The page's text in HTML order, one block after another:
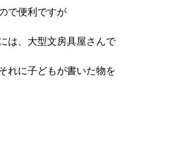
で便利ですが
は、大型文房具屋さんで
れに子どもが書いた物を